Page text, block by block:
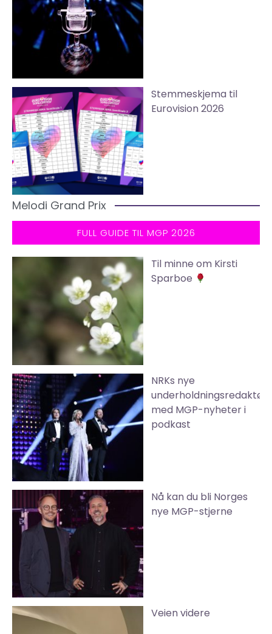
Stemmeskjema til
Eurovision 2026
Melodi Grand Prix
FULL GUIDE TIL MGP 2026
Til minne om Kirsti
Sparboe
NRKs nye
underholdningsredaktør
med MGP-nyheter i
podkast
Nå kan du bli Norges
nye MGP-stjerne
Veien videre